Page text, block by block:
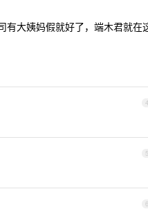
有大姨妈假就好了，端木君就在
4
5
6